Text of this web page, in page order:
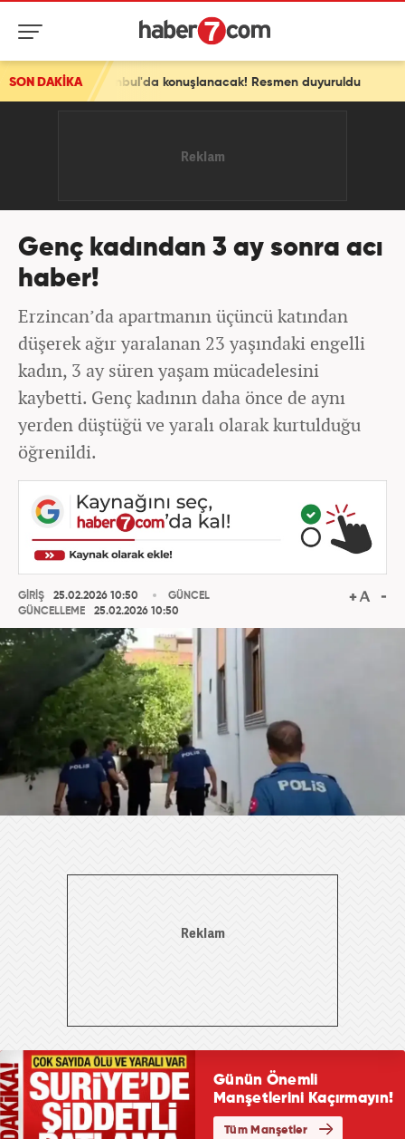
SON DAKİKA
İstanbul'da konuşlanacak! Resmen duyuruldu
Genç kadından 3 ay sonra acı
haber!
Erzincan’da apartmanın üçüncü katından
düşerek ağır yaralanan 23 yaşındaki engelli
kadın, 3 ay süren yaşam mücadelesini
kaybetti. Genç kadının daha önce de aynı
yerden düştüğü ve yaralı olarak kurtulduğu
öğrenildi.
GİRİŞ
25.02.2026 10:50
GÜNCELLEME
25.02.2026 10:50
GÜNCEL